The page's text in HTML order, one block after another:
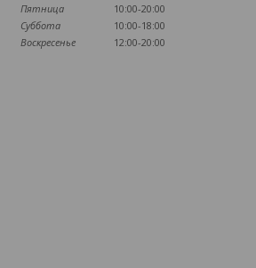
Пятница
10:00-20:00
Суббота
10:00-18:00
Воскресенье
12:00-20:00